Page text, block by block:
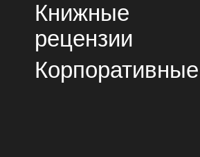
Книжные
рецензии
Корпоративные